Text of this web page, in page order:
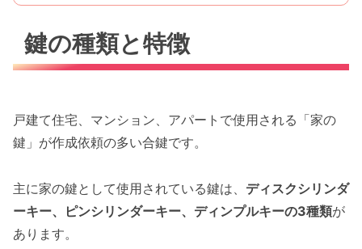
鍵の種類と特徴
戸建て住宅、マンション、アパートで使用される「家の
鍵」が作成依頼の多い合鍵です。
主に家の鍵として使用されている鍵は、 ディスクシリンダ
ーキー、ピンシリンダーキー、ディンプルキーの3種類が
あります。